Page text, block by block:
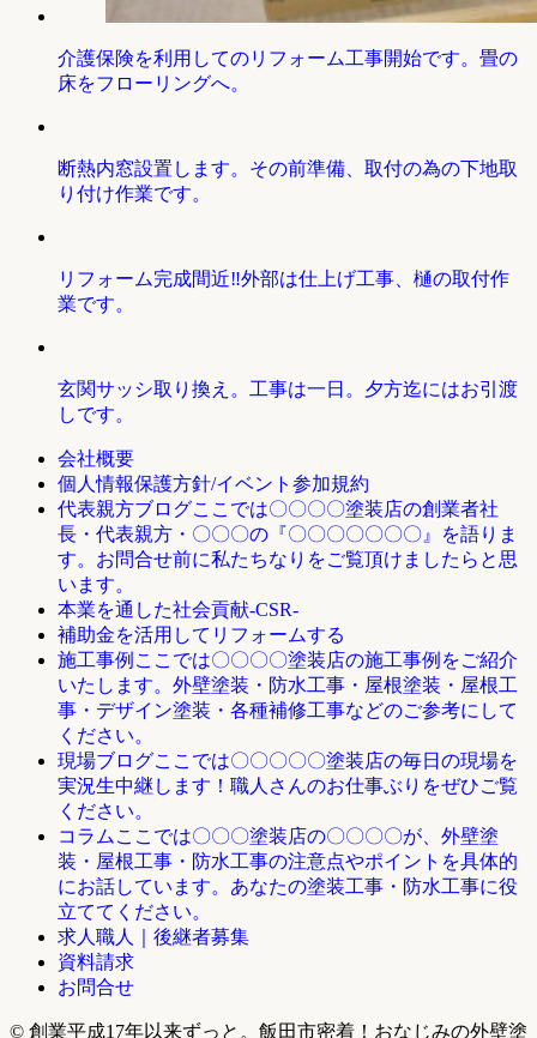
介護保険を利用してのリフォーム工事開始です。畳の
床をフローリングへ。
断熱内窓設置します。その前準備、取付の為の下地取
り付け作業です。
リフォーム完成間近‼外部は仕上げ工事、樋の取付作
業です。
玄関サッシ取り換え。工事は一日。夕方迄にはお引渡
しです。
会社概要
個人情報保護方針/イベント参加規約
代表親方ブログここでは〇〇〇〇塗装店の創業者社
長・代表親方・〇〇〇の『〇〇〇〇〇〇〇』を語りま
す。お問合せ前に私たちなりをご覧頂けましたらと思
います。
本業を通した社会貢献-CSR-
補助金を活用してリフォームする
施工事例 ここでは〇〇〇〇塗装店の施工事例をご紹介
いたします。外壁塗装・防水工事・屋根塗装・屋根工
事・デザイン塗装・各種補修工事などのご参考にして
ください。
現場ブログここでは〇〇〇〇〇塗装店の毎日の現場を
実況生中継します！職人さんのお仕事ぶりをぜひご覧
ください。
コラム ここでは〇〇〇塗装店の〇〇〇〇が、外壁塗
装・屋根工事・防水工事の注意点やポイントを具体的
にお話しています。あなたの塗装工事・防水工事に役
立ててください。
求人職人｜後継者募集
資料請求
お問合せ
© 創業平成17年以来ずっと。飯田市密着！おなじみの外壁塗